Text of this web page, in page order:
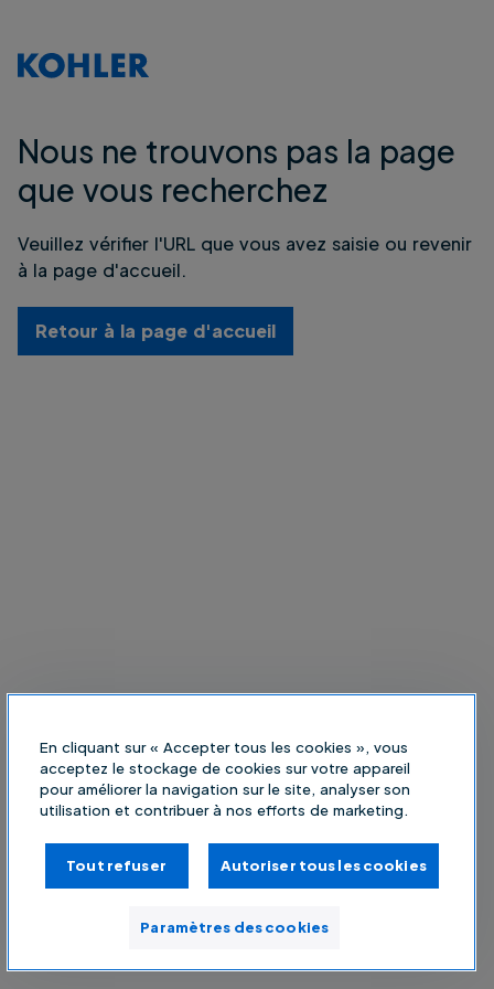
Nous ne trouvons pas la page
que vous recherchez
Veuillez vérifier l'URL que vous avez saisie ou revenir
à la page d'accueil.
Retour à la page d'accueil
En cliquant sur « Accepter tous les cookies », vous
acceptez le stockage de cookies sur votre appareil
pour améliorer la navigation sur le site, analyser son
utilisation et contribuer à nos efforts de marketing.
Tout refuser Autoriser tous les cookies
Paramètres des cookies